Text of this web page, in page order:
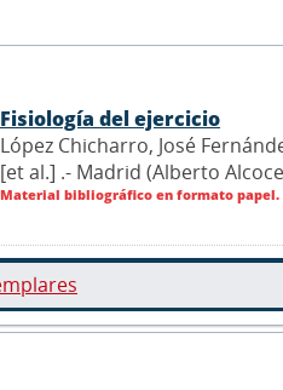
Fisiología del ejercicio
López Chicharro, José
[et al.] .- Madrid (Alberto
Material bibliográfico en formato papel.